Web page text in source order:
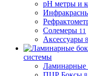
pH метры и
Солемеры 11
Аксессуары
системы
Ламинарные